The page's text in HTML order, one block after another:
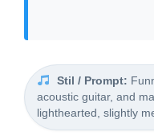
Stil / Prompt:
acoustic guitar, and
lighthearted, slightly